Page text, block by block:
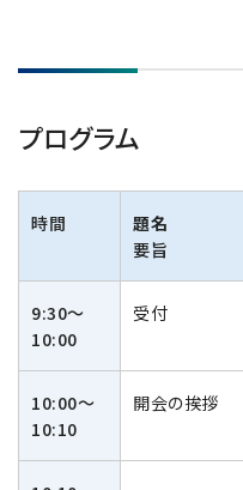
走査電子顕微鏡 (SEM)
核磁気共鳴装置 (NMR)
MALDI-TOFMS
GC-TOFMS
MicroED 専用装置
産業機器
成膜関連機器 (電子銃・プ
材料生成機器 (ナノ粒子
プログラム
時間
題名
要旨
9:30～
10:00
受付
10:00～
10:10
開会の挨拶